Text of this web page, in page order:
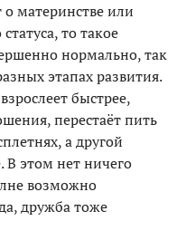
о материнстве или
то такое
нормально, так
этапах развития.
быстрее,
перестаёт пить
а другой
В этом нет ничего
возможно
дружба тоже